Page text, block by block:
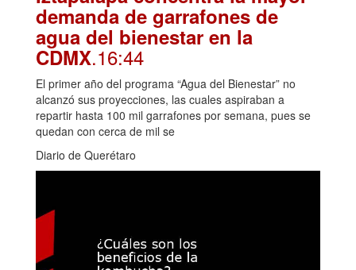
demanda de garrafones de
agua del bienestar en la
CDMX.16:44
El primer año del programa “Agua del Bienestar” no
alcanzó sus proyecciones, las cuales aspiraban a
repartir hasta 100 mil garrafones por semana, pues se
quedan con cerca de mil se
Diario de Querétaro